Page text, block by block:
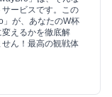
ービスです。この
が、あなたのW杯
えるかを徹底解
ん！最高の観戦体